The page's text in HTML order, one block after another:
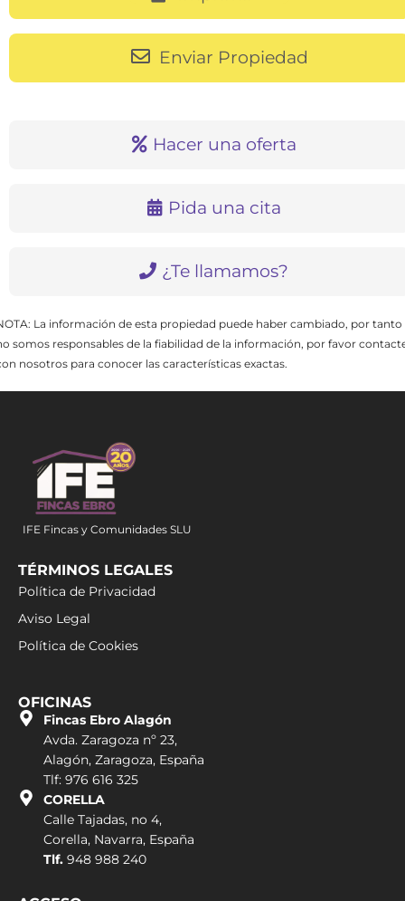
Enviar Propiedad
Hacer una oferta
Pida una cita
¿Te llamamos?
La información de esta propiedad puede haber cambiado, por tanto
somos responsables de la fiabilidad de la información, por favor
nosotros para conocer las características exactas.
IFE Fincas y Comunidades SLU
TÉRMINOS LEGALES
Política de Privacidad
Aviso Legal
Política de Cookies
OFICINAS
Fincas Ebro Alagón
Avda. Zaragoza nº 23,
Alagón, Zaragoza, España
Tlf: 976 616 325
CORELLA
Calle Tajadas, no 4,
Corella, Navarra, España
Tlf. 948 988 240